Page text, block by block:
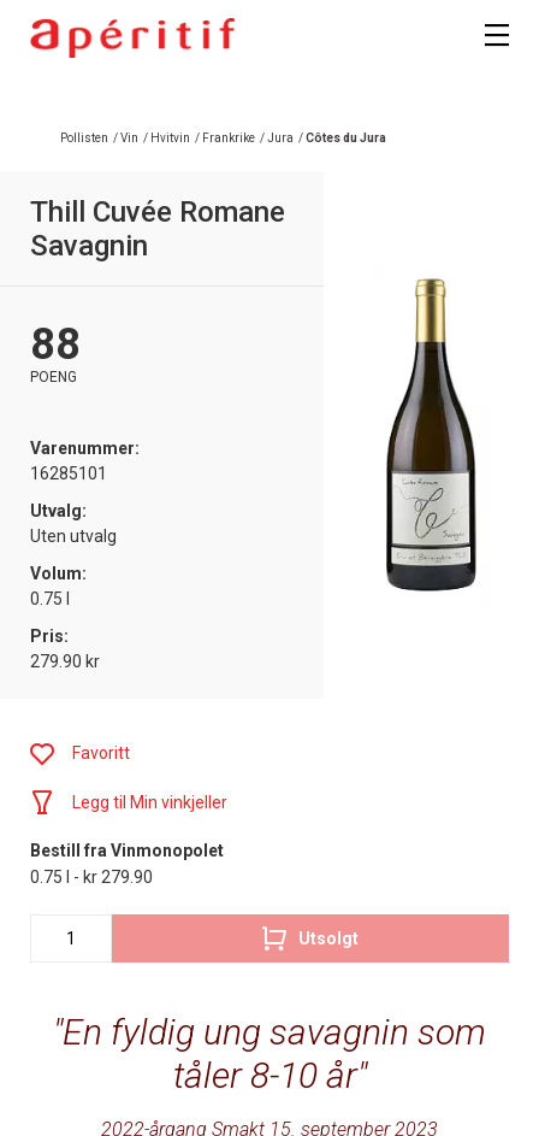
Pollisten /Vin / Hvitvin / Frankrike /Jura /Côtes du Jura
Thill Cuvée Romane
Savagnin
88
POENG
Varenummer:
16285101
Utvalg:
Uten utvalg
Volum:
0.75 l
Pris:
279.90 kr
En fyldig ung savagnin som
tåler 8-10 år
2022-årgang Smakt 15. september 2023
Favoritt
Legg til Min vinkjeller
Bestill fra Vinmonopolet
0.75 l - kr 279.90
Utsolgt